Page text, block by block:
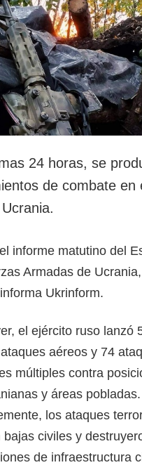
y
y
24 horas, se
de combate en
informe matutino del
Armadas de
Ukrinform.
el ejército ruso lanzó
aéreos y 74
múltiples contra
y áreas pobladas.
los ataques
bajas civiles y
de infraestructura